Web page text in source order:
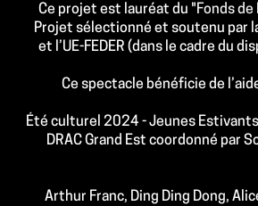
Ce projet est lauréat du "Fonds
Projet sélectionné et soutenu par
et l’UE-FEDER (dans le cadre du
Ce spectacle bénéficie de
Été culturel 2024 - Jeunes
DRAC Grand Est coordonné par
Arthur Franc, Ding Ding Dong,